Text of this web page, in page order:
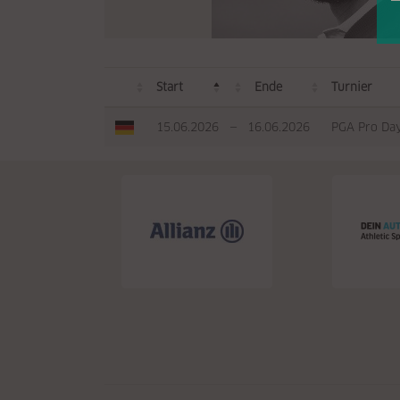
Start Ende Turnier
15.06.2026 — 16.06.2026 PGA Pro